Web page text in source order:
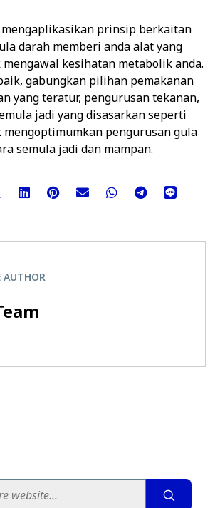
mengaplikasikan prinsip berkaitan
darah memberi anda alat yang
kesihatan metabolik anda.
gabungkan pilihan pemakanan
yang teratur, pengurusan tekanan,
jadi yang disasarkan seperti
mengoptimumkan pengurusan gula
semula jadi dan mampan.
AUTHOR